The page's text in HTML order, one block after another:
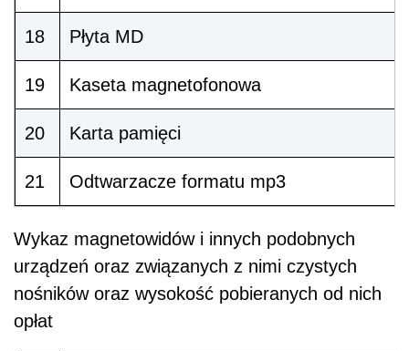
18 Płyta MD
19 Kaseta magnetofonowa
20 Karta pamięci
21 Odtwarzacze formatu mp3
Wykaz magnetowidów i innych podobnych
urządzeń oraz związanych z nimi czystych
nośników oraz wysokość pobieranych od nich
opłat